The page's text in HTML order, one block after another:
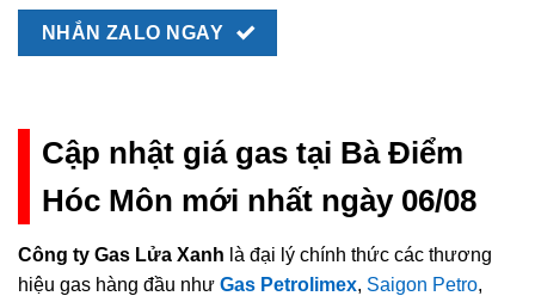
NHẮN ZALO NGAY
Cập nhật giá gas tại Bà Điểm
Hóc Môn mới nhất ngày 06/08
Công ty Gas Lửa Xanh là đại lý chính thức các thương
hiệu gas hàng đầu như Gas Petrolimex, Saigon Petro,